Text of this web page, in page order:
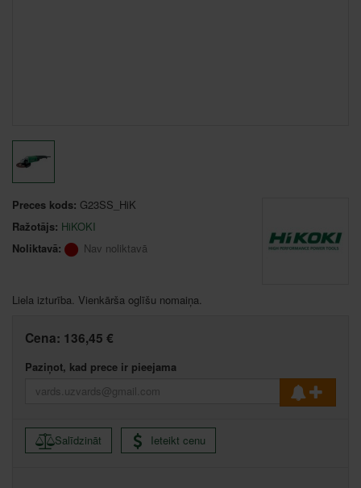
Preces kods: G23SS_HiK
Ražotājs: HiKOKI
Noliktavā:
Nav noliktavā
Liela izturība. Vienkārša oglīšu nomaiņa.
Cena: 136,45 €
Paziņot, kad prece ir pieejama
Salīdzināt Ieteikt cenu